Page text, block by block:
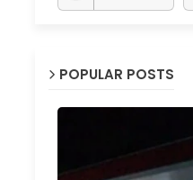
POPULAR POSTS